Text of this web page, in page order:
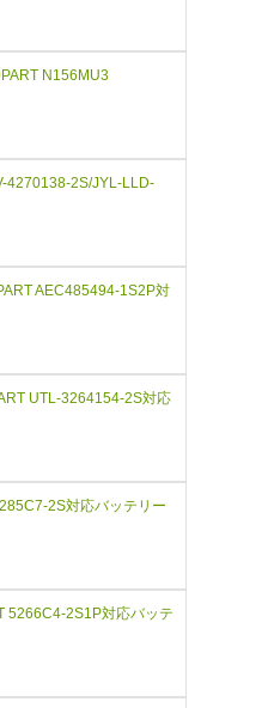
N156MU3
4270138-2S/JYL-LLD-
AEC485494-1S2P対
UTL-3264154-2S対応
2S対応バッテリー
5266C4-2S1P対応バッテ